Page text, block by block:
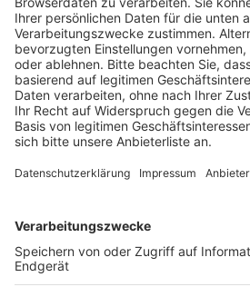
Veröffentlicht: Mittwoch, 27.07.2022
Anzeige
Weil die Anlage aber nur die
führt die Maßnahme dazu, dass es
Sanitäranlagen im Freibad jetzt
Fuhrpark der Verwaltung auf E-
Und ab Herbst sollen die
städtischen Gebäuden nur noch